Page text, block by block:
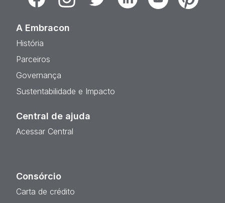
A Embracon
História
Parceiros
Governança
Sustentabilidade e Impacto
Central de ajuda
Acessar Central
Consórcio
Carta de crédito